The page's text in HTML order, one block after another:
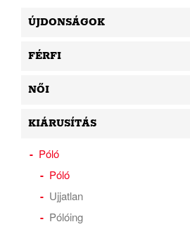
ÚJDONSÁGOK
FÉRFI
NŐI
KIÁRUSÍTÁS
Póló
Póló
Ujjatlan
Pólóing